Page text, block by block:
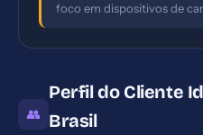
foco em dispositivos de
👥
Perfil do Cliente
Brasil